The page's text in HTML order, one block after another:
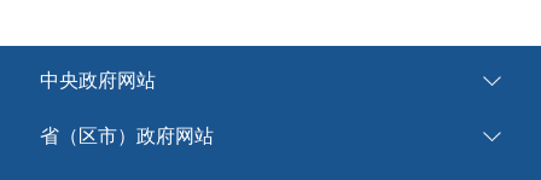
中央政府网站
省（区市）政府网站